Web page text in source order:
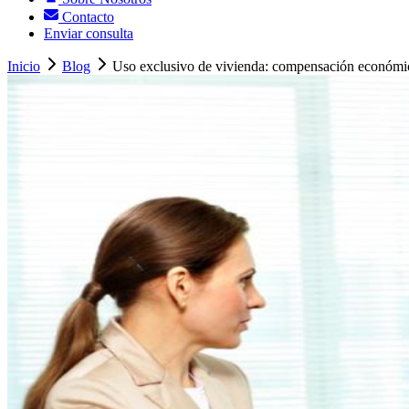
Contacto
Enviar consulta
Inicio Blog Uso exclusivo de vivienda: compensación